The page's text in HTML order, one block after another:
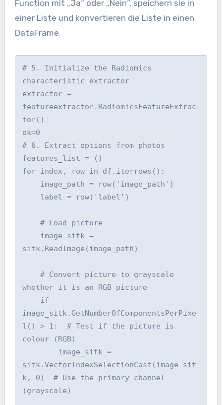
Function mit „Ja“ oder „Nein“, speichern sie in
einer Liste und konvertieren die Liste in einen
DataFrame.
# 5. Initialize the Radiomics
characteristic extractor
extractor =
featureextractor.RadiomicsFeatureExtrac
tor()
ok=0
# 6. Extract options from photos
features_list = ()
for index, row in df.iterrows():
    # Load picture
sitk.ReadImage(image_path)
    # Convert picture to grayscale
whether it is an RGB picture
image_sitk.GetNumberOfComponentsPerPixe
l() > 1:  # Test if the picture is
colour (RGB)
sitk.VectorIndexSelectionCast(image_sit
k, 0)  # Use the primary channel
(grayscale)